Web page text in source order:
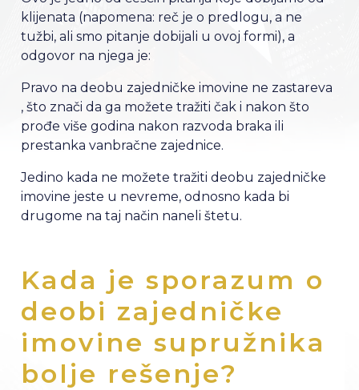
klijenata (napomena: reč je o predlogu, a ne
tužbi, ali smo pitanje dobijali u ovoj formi), a
odgovor na njega je:
Pravo na deobu zajedničke imovine ne zastareva
, što znači da ga možete tražiti čak i nakon što
prođe više godina nakon razvoda braka ili
prestanka vanbračne zajednice.
Jedino kada ne možete tražiti deobu zajedničke
imovine jeste u nevreme, odnosno kada bi
drugome na taj način naneli štetu.
Kada je sporazum o
deobi zajedničke
imovine supružnika
bolje rešenje?